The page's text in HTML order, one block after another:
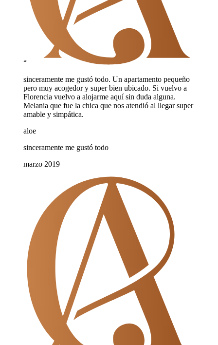
“
sinceramente me gustó todo. Un apartamento pequeño
pero muy acogedor y super bien ubicado. Si vuelvo a
Florencia vuelvo a alojarme aquí sin duda alguna.
Melania que fue la chica que nos atendió al llegar super
amable y simpática.
aloe
sinceramente me gustó todo
marzo 2019